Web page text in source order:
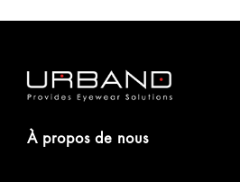
À propos de nous